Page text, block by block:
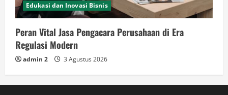
Edukasi dan Inovasi Bisnis
Peran Vital Jasa Pengacara Perusahaan di Era
Regulasi Modern
admin 2 3 Agustus 2026